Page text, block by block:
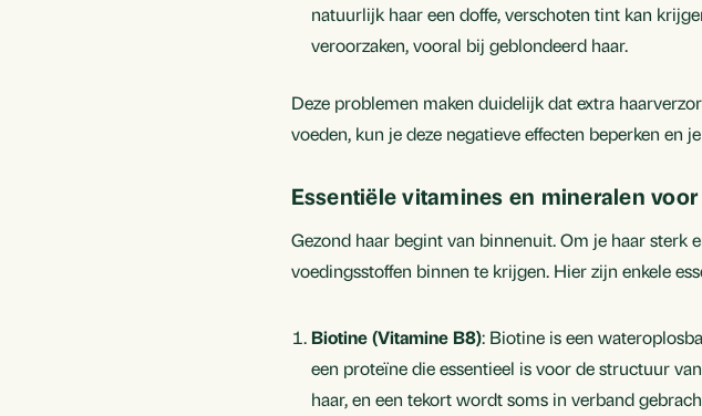
natuurlijk haar een doffe, verschoten tint kan
veroorzaken, vooral bij geblondeerd haar.
Deze problemen maken duidelijk dat extra
voeden, kun je deze negatieve effecten beperken en
Essentiële vitamines en mineralen
Gezond haar begint van binnenuit. Om je haar sterk
voedingsstoffen binnen te krijgen. Hier zijn enkele
Biotine (Vitamine B8): Biotine is een
een proteïne die essentieel is voor de structuur
haar, en een tekort wordt soms in verband